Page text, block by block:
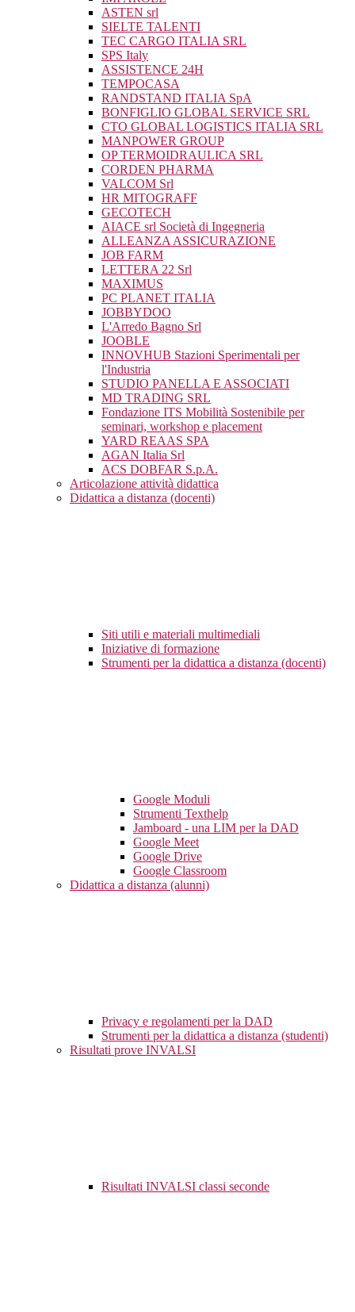
ASTEN srl
SIELTE TALENTI
TEC CARGO ITALIA SRL
SPS Italy
ASSISTENCE 24H
TEMPOCASA
RANDSTAND ITALIA SpA
BONFIGLIO GLOBAL SERVICE SRL
CTO GLOBAL LOGISTICS ITALIA SRL
MANPOWER GROUP
OP TERMOIDRAULICA SRL
CORDEN PHARMA
VALCOM Srl
HR MITOGRAFF
GECOTECH
AIACE srl Società di Ingegneria
ALLEANZA ASSICURAZIONE
JOB FARM
LETTERA 22 Srl
MAXIMUS
PC PLANET ITALIA
JOBBYDOO
L'Arredo Bagno Srl
JOOBLE
INNOVHUB Stazioni Sperimentali per
l'Industria
STUDIO PANELLA E ASSOCIATI
MD TRADING SRL
Fondazione ITS Mobilità Sostenibile per
seminari, workshop e placement
YARD REAAS SPA
AGAN Italia Srl
ACS DOBFAR S.p.A.
Articolazione attività didattica
Didattica a distanza (docenti)
Siti utili e materiali multimediali
Iniziative di formazione
Strumenti per la didattica a distanza (docenti)
Google Moduli
Strumenti Texthelp
Jamboard - una LIM per la DAD
Google Meet
Google Drive
Google Classroom
Didattica a distanza (alunni)
Privacy e regolamenti per la DAD
Strumenti per la didattica a distanza (studenti)
Risultati prove INVALSI
Risultati INVALSI classi seconde